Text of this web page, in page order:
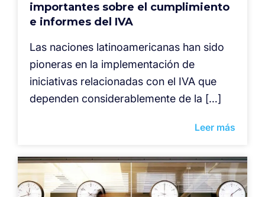
importantes sobre el cumplimiento
e informes del IVA
Las naciones latinoamericanas han sido
pioneras en la implementación de
iniciativas relacionadas con el IVA que
dependen considerablemente de la […]
Leer más